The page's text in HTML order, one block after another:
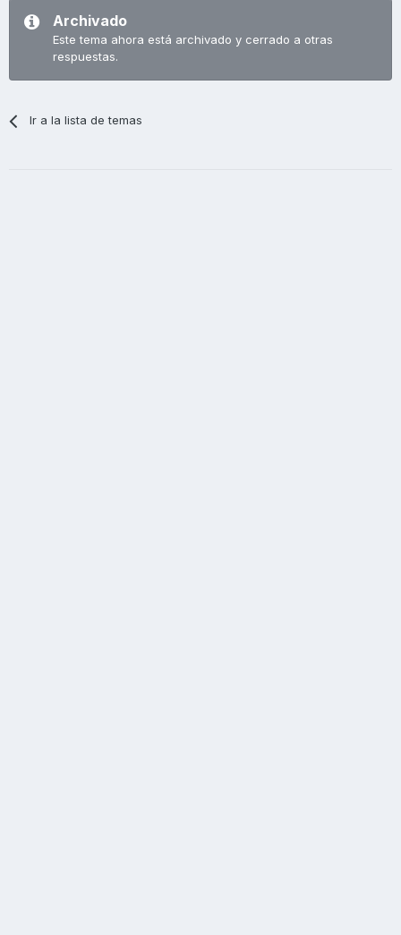
Archivado
Este tema ahora está archivado y cerrado a otras
respuestas.
Ir a la lista de temas